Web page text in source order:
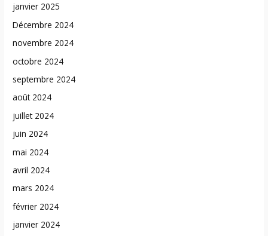
janvier 2025
Décembre 2024
novembre 2024
octobre 2024
septembre 2024
août 2024
juillet 2024
juin 2024
mai 2024
avril 2024
mars 2024
février 2024
janvier 2024